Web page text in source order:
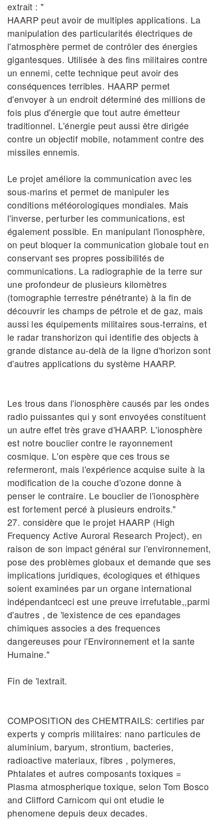
extrait : "
HAARP peut avoir de multiples applications. La
manipulation des particularités électriques de
l'atmosphère permet de contrôler des énergies
gigantesques. Utilisée à des fins militaires contre
un ennemi, cette technique peut avoir des
conséquences terribles. HAARP permet
d'envoyer à un endroit déterminé des millions de
fois plus d'énergie que tout autre émetteur
traditionnel. L'énergie peut aussi être dirigée
contre un objectif mobile, notamment contre des
missiles ennemis.
Le projet améliore la communication avec les
sous‐marins et permet de manipuler les
conditions météorologiques mondiales. Mais
l'inverse, perturber les communications, est
également possible. En manipulant l'ionosphère,
on peut bloquer la communication globale tout en
conservant ses propres possibilités de
communications. La radiographie de la terre sur
une profondeur de plusieurs kilomètres
(tomographie terrestre pénétrante) à la fin de
découvrir les champs de pétrole et de gaz, mais
aussi les équipements militaires sous‐terrains, et
le radar transhorizon qui identifie des objects à
grande distance au‐delà de la ligne d'horizon sont
d'autres applications du système HAARP.
Les trous dans l'ionosphère causés par les ondes
radio puissantes qui y sont envoyées constituent
un autre effet très grave d'HAARP. L'ionosphère
est notre bouclier contre le rayonnement
cosmique. L'on espère que ces trous se
refermeront, mais l'expérience acquise suite à la
modification de la couche d'ozone donne à
penser le contraire. Le bouclier de l'ionosphère
est fortement percé à plusieurs endroits."
27. considère que le projet HAARP (High
Frequency Active Auroral Research Project), en
raison de son impact général sur l'environnement,
pose des problèmes globaux et demande que ses
implications juridiques, écologiques et éthiques
soient examinées par un organe international
indépendantceci est une preuve irrefutable,,parmi
d'autres , de 'lexistence de ces epandages
chimiques associes a des frequences
dangereuses pour l'Environnement et la sante
Humaine."
Fin de 'lextrait.
COMPOSITION des CHEMTRAILS: certifies par
experts y compris militaires: nano particules de
aluminium, baryum, strontium, bacteries,
radioactive materiaux, fibres , polymeres,
Phtalates et autres composants toxiques =
Plasma atmospherique toxique, selon Tom Bosco
and Clifford Carnicom qui ont etudie le
phenomene depuis deux decades.